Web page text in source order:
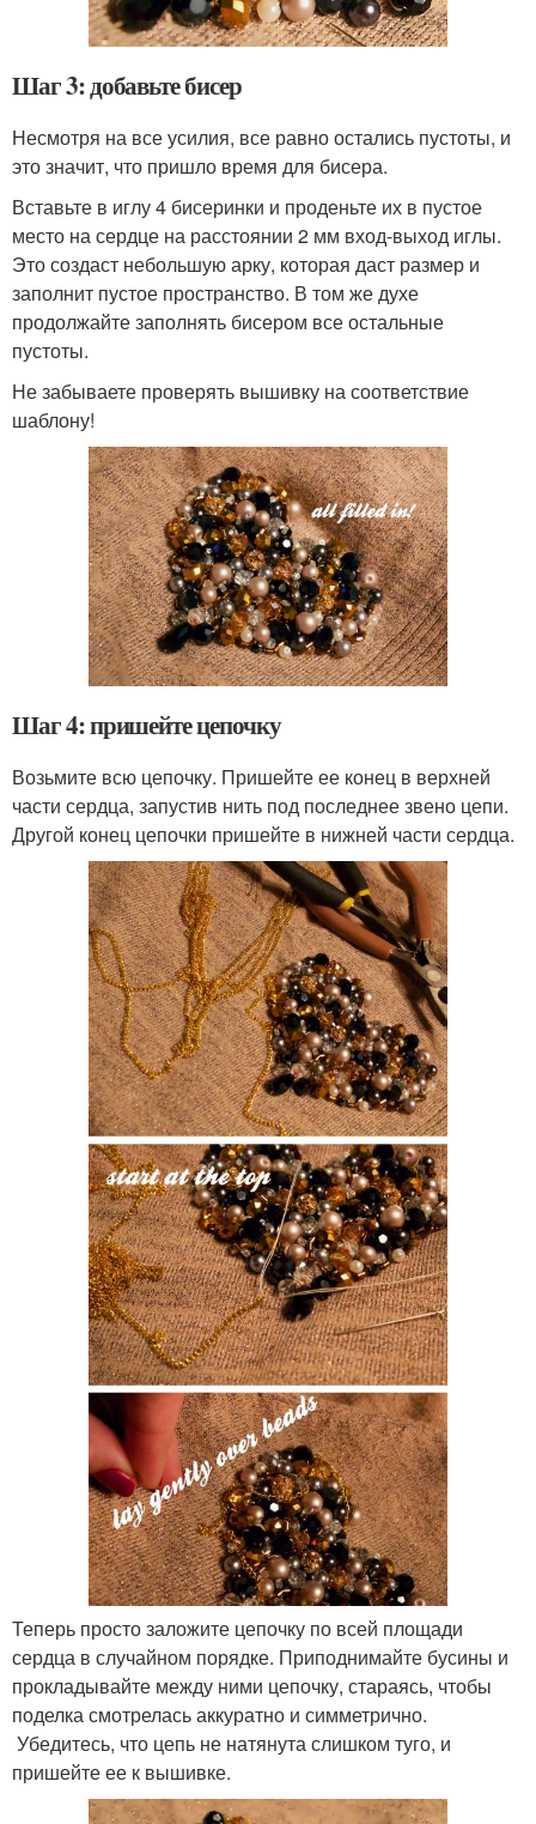
Шаг 3: добавьте бисер
Несмотря на все усилия, все равно остались пустоты, и
это значит, что пришло время для бисера.
Вставьте в иглу 4 бисеринки и проденьте их в пустое
место на сердце на расстоянии 2 мм вход-выход иглы.
Это создаст небольшую арку, которая даст размер и
заполнит пустое пространство. В том же духе
продолжайте заполнять бисером все остальные
пустоты.
Не забываете проверять вышивку на соответствие
шаблону!
Шаг 4: пришейте цепочку
Возьмите всю цепочку. Пришейте ее конец в верхней
части сердца, запустив нить под последнее звено цепи.
Другой конец цепочки пришейте в нижней части сердца.
Теперь просто заложите цепочку по всей площади
сердца в случайном порядке. Приподнимайте бусины и
прокладывайте между ними цепочку, стараясь, чтобы
поделка смотрелась аккуратно и симметрично.
Убедитесь, что цепь не натянута слишком туго, и
пришейте ее к вышивке.